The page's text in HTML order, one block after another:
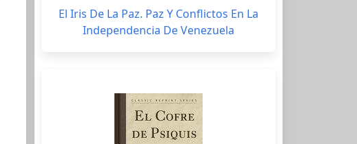
El Iris De La Paz. Paz Y Conflictos En La
Independencia De Venezuela